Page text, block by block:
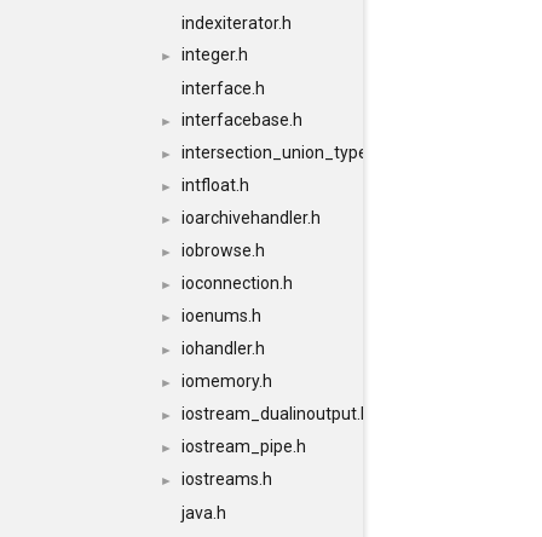
indexiterator.h
►
integer.h
interface.h
► interfacebase.h
► intersection_union_type.h
► intfloat.h
► ioarchivehandler.h
► iobrowse.h
► ioconnection.h
► ioenums.h
► iohandler.h
► iomemory.h
► iostream_dualinoutput.h
► iostream_pipe.h
►
iostreams.h
java.h